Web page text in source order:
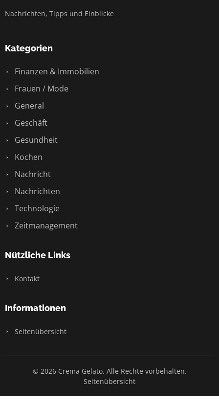
Nachrichten, Tipps und Einblicke
Kategorien
Finanzen & Immobilien
Frauen / Mode
General
Geschäft
Gesundheit
Kochen
Nachricht
Nachrichten
Technologie
Zeitmanagement
Nützliche Links
Kontakt
Informationen
Seitenübersicht
© 2026 Crema Gelato. Alle Rechte vorbehalten.
Seitenübersicht